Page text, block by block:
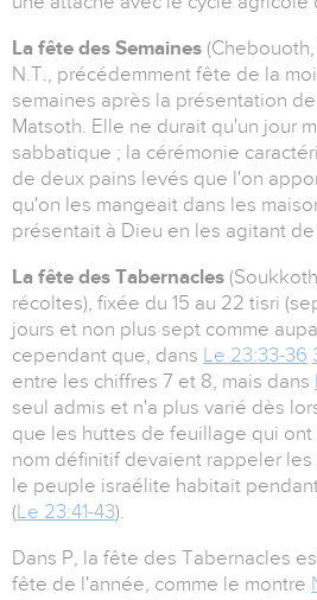
La fête des Semaines
N.T., précédemment fête de la
semaines après la présentation
Matsoth. Elle ne durait qu'un jour
sabbatique ; la cérémonie
de deux pains levés que l'on
qu'on les mangeait dans les
présentait à Dieu en les agitant
La fête des Tabernacles
récoltes), fixée du 15 au 22 tisri
jours et non plus sept comme
cependant que, dans Le 23:33-36
entre les chiffres 7 et 8, mais dans
seul admis et n'a plus varié dès
que les huttes de feuillage qui
nom définitif devaient rappeler
le peuple israélite habitait
(Le 23:41-43).
Dans P, la fête des Tabernacles
fête de l'année, comme le montre